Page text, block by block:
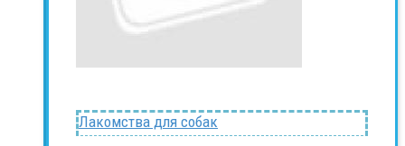
Лакомства для собак